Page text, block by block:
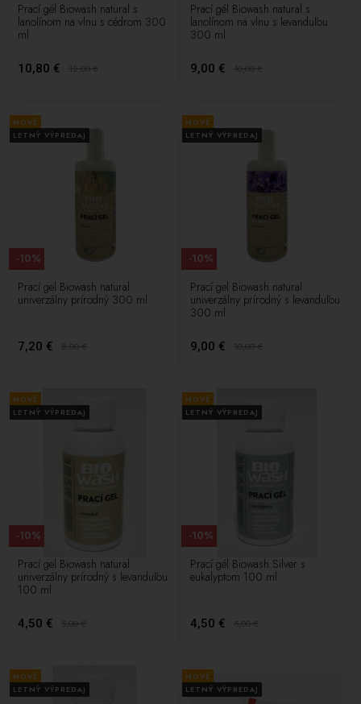
Prací gél Biowash natural s
lanolínom na vlnu s cédrom 300
ml
10,80 € 12,00€
Prací gél Biowash natural s
lanolínom na vlnu s levanduľou
300 ml
9,00 € 10,00€
NOVÉ
LETNÝ VÝPREDAJ
Prací gel Biowash natural
univerzálny prírodný 300 ml
7,20 € 8,00€
-10%
NOVÉ
LETNÝ VÝPREDAJ
Prací gel Biowash natural
univerzálny prírodný s levanduľou
300 ml
9,00 € 10,00€
-10%
NOVÉ
LETNÝ VÝPREDAJ
Prací gel Biowash natural
univerzálny prírodný s levanduľou
100 ml
4,50 € 5,00€
-10%
NOVÉ
LETNÝ VÝPREDAJ
Prací gél Biowash Silver s
eukalyptom 100 ml
4,50 € 5,00€
-10%
NOVÉ
LETNÝ VÝPREDAJ
NOVÉ
LETNÝ VÝPREDAJ